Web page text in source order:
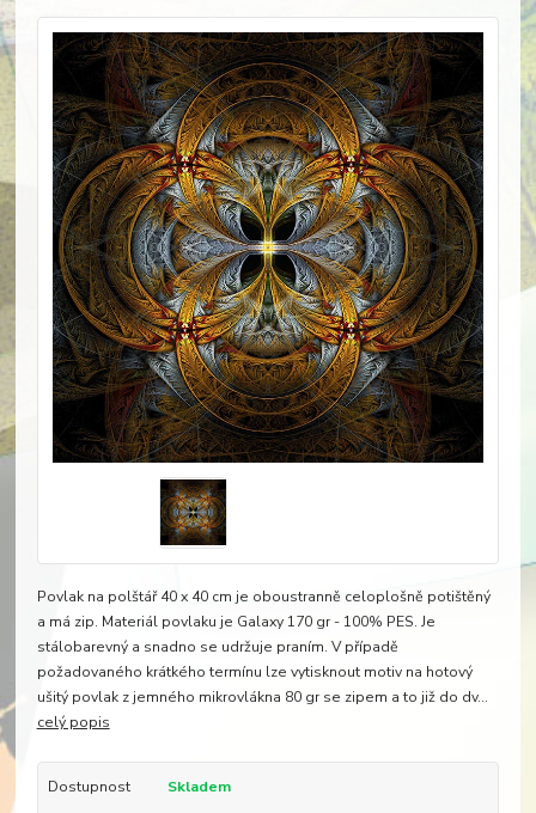
Povlak na polštář 40 x 40 cm je oboustranně celoplošně potištěný
a má zip. Materiál povlaku je Galaxy 170 gr - 100% PES. Je
stálobarevný a snadno se udržuje praním. V případě
požadovaného krátkého termínu lze vytisknout motiv na hotový
ušitý povlak z jemného mikrovlákna 80 gr se zipem a to již do dv...
celý popis
Dostupnost Skladem